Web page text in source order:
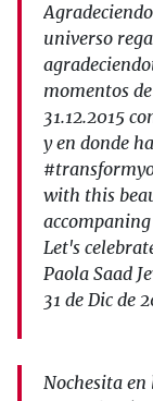
universo
momentos
31.12.2015
y en donde
with this
Let's
Paola Saad
31 de Dic de
Nochesita en